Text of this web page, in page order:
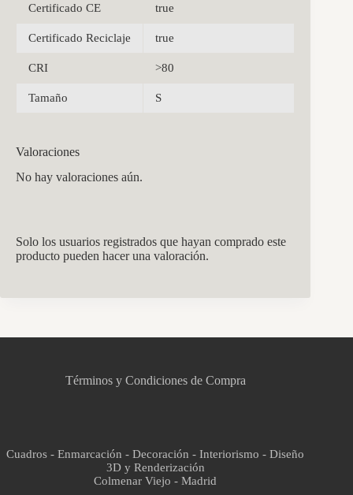
Certificado CE true
Certificado Reciclaje true
CRI >80
Tamaño S
Valoraciones
No hay valoraciones aún.
Solo los usuarios registrados que hayan comprado este
producto pueden hacer una valoración.
Términos y Condiciones de Compra
Cuadros - Enmarcación - Decoración - Interiorismo - Diseño
3D y Renderización
Colmenar Viejo - Madrid
Asistente virtual · En línea